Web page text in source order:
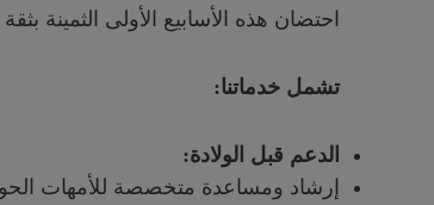
احتضان هذه الأسابيع الأولى الثمينة
تشمل خدماتنا:
الدعم قبل الولادة:
إرشاد ومساعدة متخصصة للأمهات